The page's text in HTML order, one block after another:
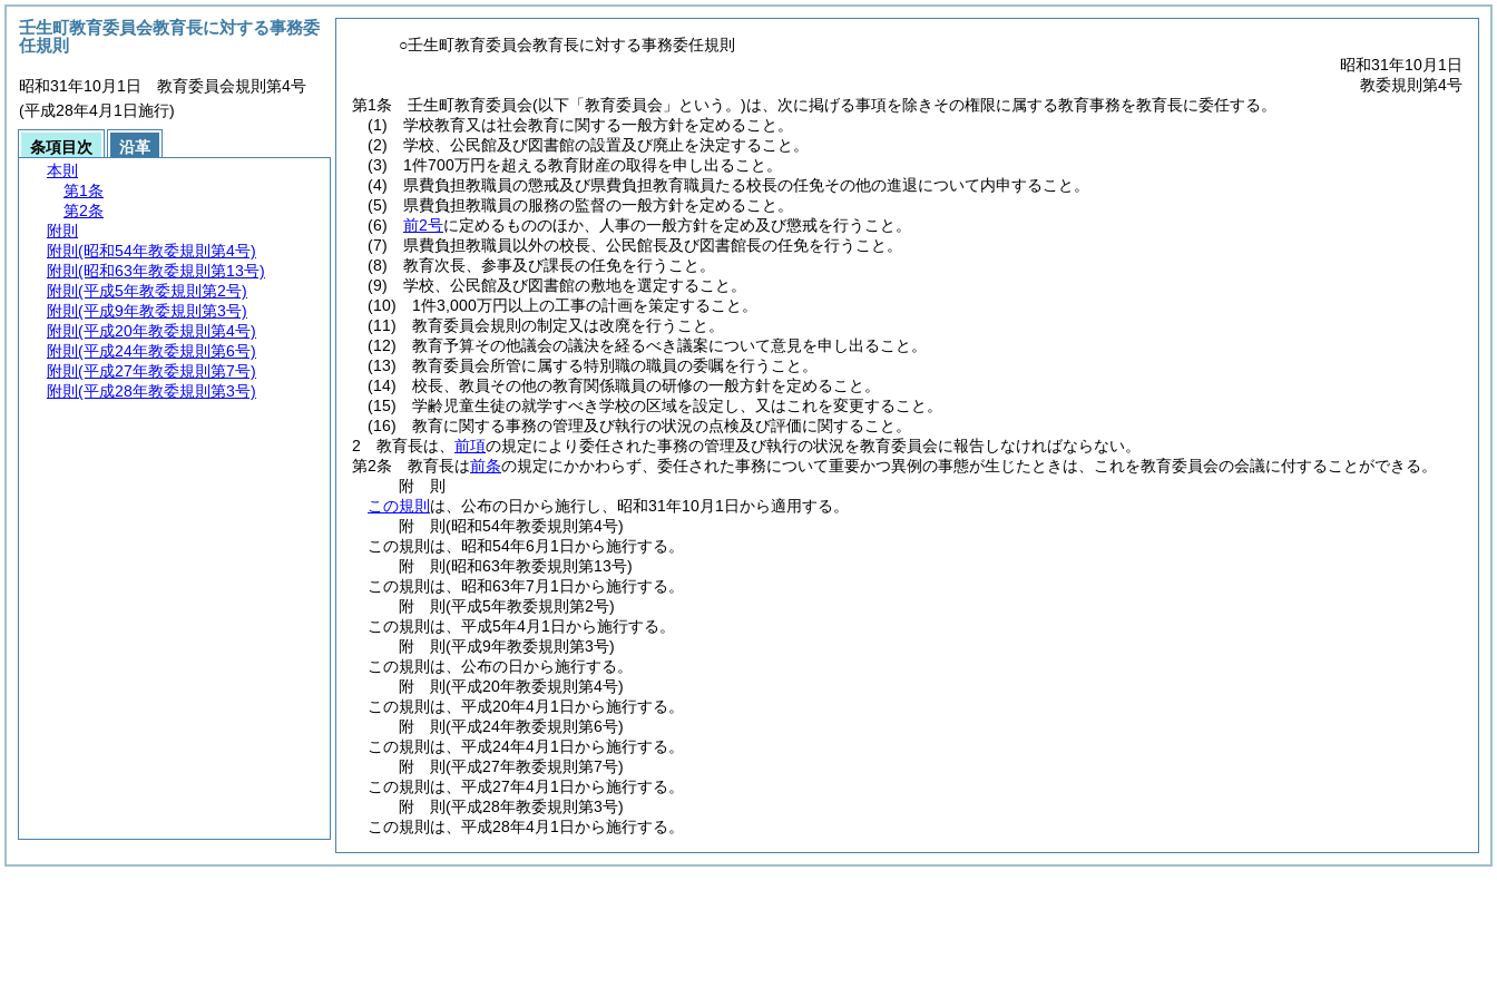
○壬生町教育委員会教育長に対する事務委任規則
昭和31年10月1日
教委規則第4号
第1条
壬生町教育委員会(以下「教育委員会」という。)は、次に掲げる事項を除きその権限に属する教育事務を教育長に委任する。
(1)
学校教育又は社会教育に関する一般方針を定めること。
(2)
学校、公民館及び図書館の設置及び廃止を決定すること。
(3)
1件700万円を超える教育財産の取得を申し出ること。
(4)
県費負担教職員の懲戒及び県費負担教育職員たる校長の任免その他の進退について内申すること。
(5)
県費負担教職員の服務の監督の一般方針を定めること。
(6)
前2号に定めるもののほか、人事の一般方針を定め及び懲戒を行うこと。
(7)
県費負担教職員以外の校長、公民館長及び図書館長の任免を行うこと。
(8)
教育次長、参事及び課長の任免を行うこと。
(9)
学校、公民館及び図書館の敷地を選定すること。
(10)
1件3,000万円以上の工事の計画を策定すること。
(11)
教育委員会規則の制定又は改廃を行うこと。
(12)
教育予算その他議会の議決を経るべき議案について意見を申し出ること。
(13)
教育委員会所管に属する特別職の職員の委嘱を行うこと。
(14)
校長、教員その他の教育関係職員の研修の一般方針を定めること。
(15)
学齢児童生徒の就学すべき学校の区域を設定し、又はこれを変更すること。
(16)
教育に関する事務の管理及び執行の状況の点検及び評価に関すること。
2
教育長は、 前項の規定により委任された事務の管理及び執行の状況を教育委員会に報告しなければならない。
第2条
教育長は前条の規定にかかわらず、委任された事務について重要かつ異例の事態が生じたときは、これを教育委員会の会議に付することができる。
附 則
この規則 は、公布の日から施行し、昭和31年10月1日から適用する。
附 則(昭和54年教委規則第4号)
この規則は、昭和54年6月1日から施行する。
附 則(昭和63年教委規則第13号)
この規則は、昭和63年7月1日から施行する。
附 則(平成5年教委規則第2号)
この規則は、平成5年4月1日から施行する。
附 則(平成9年教委規則第3号)
この規則は、公布の日から施行する。
附 則(平成20年教委規則第4号)
この規則は、平成20年4月1日から施行する。
附 則(平成24年教委規則第6号)
この規則は、平成24年4月1日から施行する。
附 則(平成27年教委規則第7号)
この規則は、平成27年4月1日から施行する。
附 則(平成28年教委規則第3号)
この規則は、平成28年4月1日から施行する。
壬生町教育委員会教育長に対する事務委
任規則
昭和31年10月1日 教育委員会規則第4号
(平成28年4月1日施行)
条項目次
沿革
本則
第1条
第2条
附則
附則 (昭和54年教委規則第4号)
附則 (昭和63年教委規則第13号)
附則 (平成5年教委規則第2号)
附則 (平成9年教委規則第3号)
附則 (平成20年教委規則第4号)
附則 (平成24年教委規則第6号)
附則 (平成27年教委規則第7号)
附則 (平成28年教委規則第3号)